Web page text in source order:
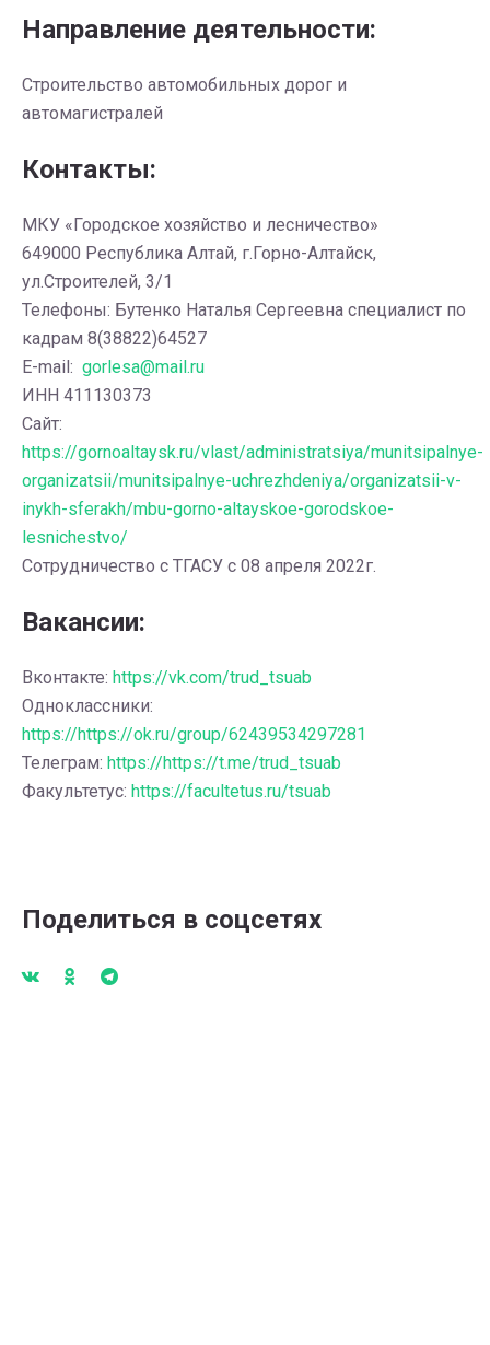
Направление деятельности:
Строительство автомобильных дорог и
автомагистралей
Контакты:
МКУ «Городское хозяйство и лесничество»
649000 Республика Алтай, г.Горно-Алтайск,
ул.Строителей, 3/1
Телефоны: Бутенко Наталья Сергеевна специалист по
кадрам 8(38822)64527
E-mail: gorlesa@mail.ru
ИНН 411130373
Сайт:
https://gornoaltaysk.ru/vlast/administratsiya/munitsipalnye-
organizatsii/munitsipalnye-uchrezhdeniya/organizatsii-v-
inykh-sferakh/mbu-gorno-altayskoe-gorodskoe-
lesnichestvo/
Сотрудничество с ТГАСУ с 08 апреля 2022г.
Вакансии:
Вконтакте: https://vk.com/trud_tsuab
Одноклассники:
https://https://ok.ru/group/62439534297281
Телеграм: https://https://t.me/trud_tsuab
Факультетус: https://facultetus.ru/tsuab
Поделиться в соцсетях